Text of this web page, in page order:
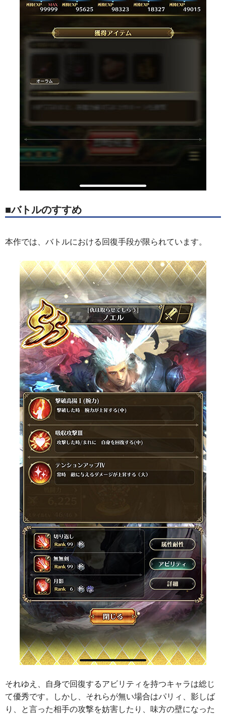
■バトルのすすめ
本作では、バトルにおける回復手段が限られています。
それゆえ、自身で回復するアビリティを持つキャラは総じ
て優秀です。しかし、それらが無い場合はパリィ、影しば
り、と言った相手の攻撃を妨害したり、味方の壁になった